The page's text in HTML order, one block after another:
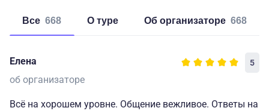
Все 668 о туре об организаторе 668
Елена 5
об организаторе
Всё на хорошем уровне. Общение вежливое. Ответы на